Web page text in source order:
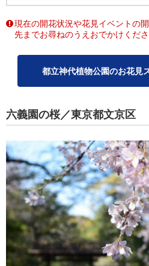
現在の開花状況や花見イベントの
先までお尋ねのうえおでかけくださ
都立神代植物公園のお花見
六義園の桜／東京都文京区